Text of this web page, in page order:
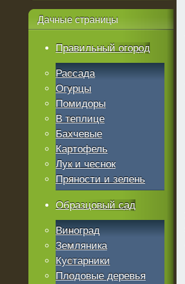
Дачные страницы
Правильный огород
Рассада
Огурцы
Помидоры
В теплице
Бахчевые
Картофель
Лук и чеснок
Пряности и зелень
Образцовый сад
Виноград
Земляника
Кустарники
Плодовые деревья